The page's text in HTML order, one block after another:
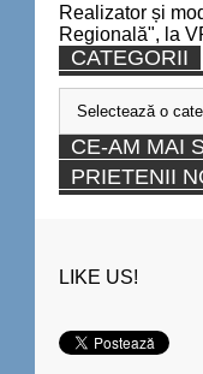
Realizator și
Regională", la
CATEGORII
Categorii
CE-AM MAI
PRIETENII
LIKE US!